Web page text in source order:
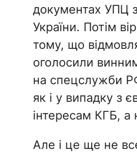
документах УПЦ
України. Потім
тому, що
оголосили
на спецслужби
як і у випадку з
інтересам КГБ,
Але і це ще не